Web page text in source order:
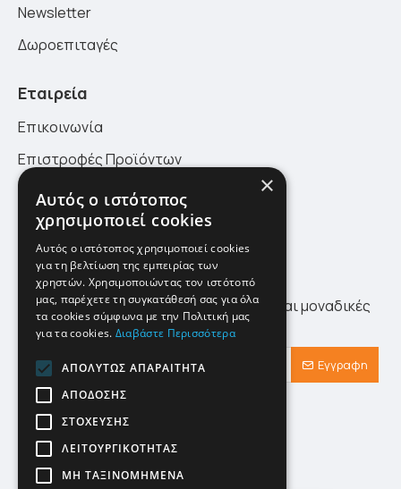
Newsletter
Δωροεπιταγές
Εταιρεία
Επικοινωνία
Επιστροφές Προϊόντων
Πολιτική Επιστροφών
Site Map
Newsletter
Λάβετε πρώτοι τα τελευταία νέα αλλά και μοναδικές
προσφορές αποκλειστικά για εσάς!
Εγγραφη
Έχω διαβάσει και αποδέχομαι τους
Προστασία Προσωπικών Δεδομένων
×
Αυτός ο ιστότοπος
χρησιμοποιεί cookies
Αυτός ο ιστότοπος χρησιμοποιεί cookies
για τη βελτίωση της εμπειρίας των
χρηστών. Χρησιμοποιώντας τον ιστότοπό
μας, παρέχετε τη συγκατάθεσή σας για όλα
τα cookies σύμφωνα με την Πολιτική μας
για τα cookies. Διαβάστε Περισσότερα
ΑΠΟΛΎΤΩΣ ΑΠΑΡΑΊΤΗΤΑ
ΑΠΌΔΟΣΗΣ
ΣΤΌΧΕΥΣΗΣ
ΛΕΙΤΟΥΡΓΙΚΌΤΗΤΑΣ
ΜΗ ΤΑΞΙΝΟΜΗΜΈΝΑ